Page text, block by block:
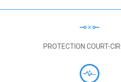
PROTECTION COURT-